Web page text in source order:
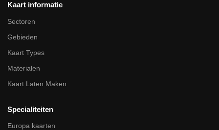
Kaart informatie
Sectoren
Gebieden
Kaart Types
Materialen
Kaart Laten Maken
Specialiteiten
Europa kaarten